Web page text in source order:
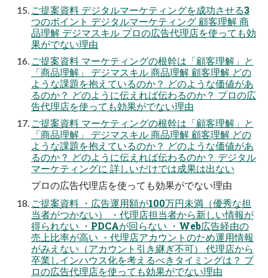
ご提案資料 デジタルマーケティングを成功させる3
つのポイント デジタルマーケティング 顧客理解 商
品理解 デジマスキル プロの広告代理店を使っても効
果がでない理由
ご提案資料 マーケティングの根幹は「顧客理解」と
「商品理解」 デジマスキル 商品理解 顧客理解 どの
ような課題を抱えているのか？ どのような価値があ
るのか？ どのように伝えれば伝わるのか？ プロの広
告代理店を使っても効果がでない理由
ご提案資料 マーケティングの根幹は「顧客理解」と
「商品理解」 デジマスキル 商品理解 顧客理解 どの
ような課題を抱えているのか？ どのような価値があ
るのか？ どのように伝えれば伝わるのか？ デジタル
マーケティングに 詳しいだけでは成果は出ない
プロの広告代理店を使っても効果がでない理由
ご提案資料 ・広告運用額が100万円未満（優秀な担
当者がつかない） ・代理店担当者から新しい情報が
得られない ・PDCAが回らない ・Web広告経由の
売上比率が高い ・代理店アカウントのため運用情報
がみえない（アカウント引き継ぎ不可） 代理店から
卒業しインハウス化を考えるべきタイミングは？ プ
ロの広告代理店を使っても効果がでない理由